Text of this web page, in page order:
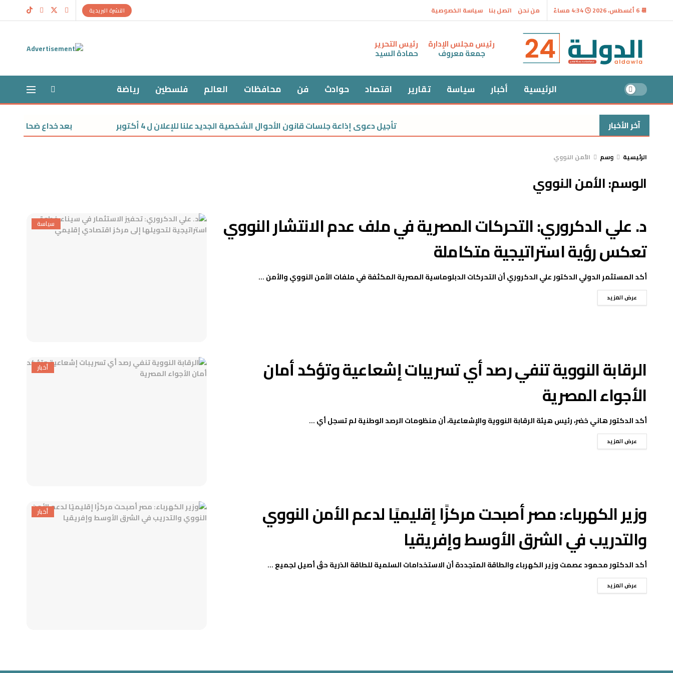
📆 6 أغسطس، 2026 🕓 4:34 مساءً من نحن اتصل بنا سياسة الخصوصية النشرة البريدية
رئيس مجلس الإدارة
جمعة معروف
رئيس التحرير
حمادة السيد
الرئيسية أخبار سياسة تقارير اقتصاد حوادث فن محافظات العالم فلسطين رياضة
آخر الأخبار تأجيل دعوى إذاعة جلسات قانون الأحوال الشخصية الجديد علنا للإعلان ل 4 أكتوبر بعد خداع ضحاياه عبر
الرئيسية وسم الأمن النووي
الوسم:الأمن النووي
سياسة
د. علي الدكروري: التحركات المصرية في ملف عدم الانتشار النووي
تعكس رؤية استراتيجية متكاملة
أكد المستثمر الدولي الدكتور علي الدكروري أن التحركات الدبلوماسية المصرية المكثفة في ملفات الأمن النووي والأمن ...
عرض المزيد
أخبار
الرقابة النووية تنفي رصد أي تسريبات إشعاعية وتؤكد أمان
الأجواء المصرية
أكد الدكتور هاني خضر، رئيس هيئة الرقابة النووية والإشعاعية، أن منظومات الرصد الوطنية لم تسجل أي ...
عرض المزيد
أخبار
وزير الكهرباء: مصر أصبحت مركزًا إقليميًا لدعم الأمن النووي
والتدريب في الشرق الأوسط وإفريقيا
أكد الدكتور محمود عصمت وزير الكهرباء والطاقة المتجددة أن الاستخدامات السلمية للطاقة الذرية حقٌ أصيل لجميع ...
عرض المزيد